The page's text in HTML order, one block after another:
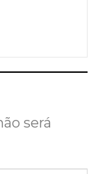
será